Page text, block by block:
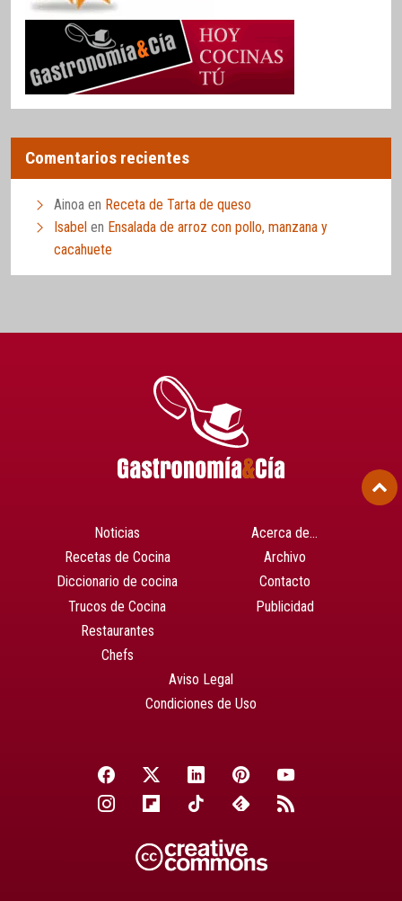
Comentarios recientes
Ainoa en Receta de Tarta de queso
Isabel en Ensalada de arroz con pollo, manzana y
cacahuete
Noticias
Recetas de Cocina
Diccionario de cocina
Trucos de Cocina
Restaurantes
Chefs
Acerca de…
Archivo
Contacto
Publicidad
Aviso Legal
Condiciones de Uso